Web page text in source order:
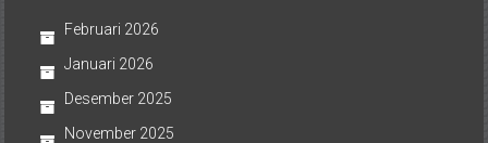
Februari 2026
Januari 2026
Desember 2025
November 2025